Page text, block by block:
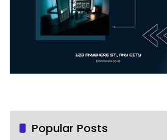
Popular Posts